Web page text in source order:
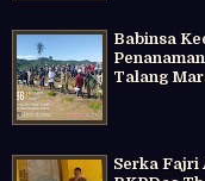
Babinsa
Talang
Serka Fajri